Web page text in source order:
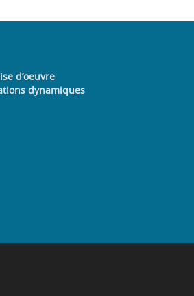
d’oeuvre
dynamiques